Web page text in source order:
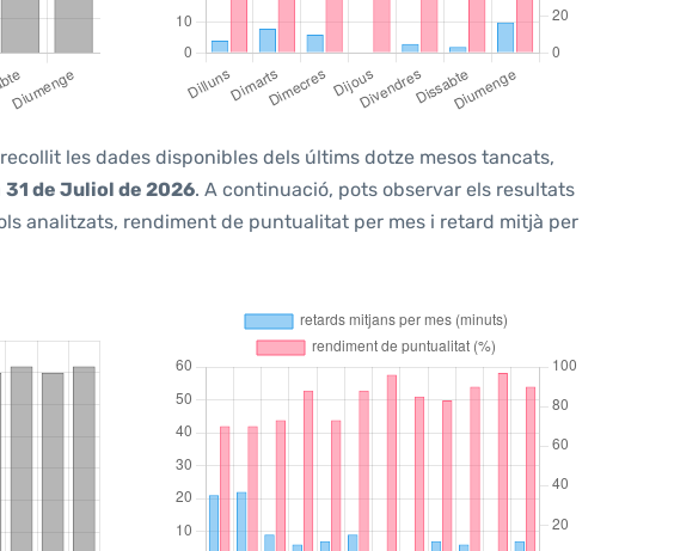
recollit les dades disponibles dels últims dotze mesos tancats,
31 de Juliol de 2026. A continuació, pots observar els resultats
analitzats, rendiment de puntualitat per mes i retard mitjà per